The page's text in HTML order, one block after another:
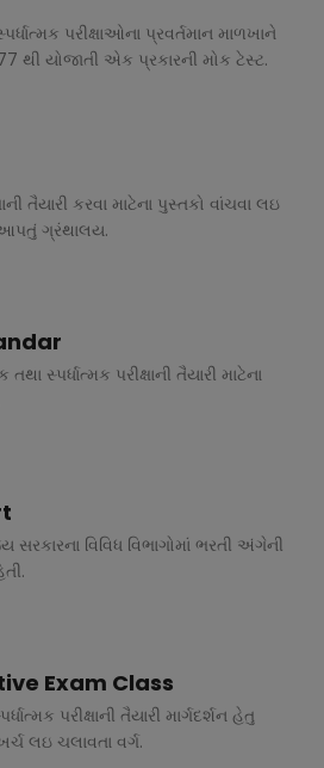
પરીક્ષાઓના પ્રવર્તમાન માળખાને
થી યોજાતી એક પ્રકારની મોક ટેસ્ટ.
તૈયારી કરવા માટેના પુસ્તકો વાંચવા લઇ
આપતું ગ્રંથાલય.
તથા સ્પર્ધાત્મક પરીક્ષાની તૈયારી માટેના
સરકારના વિવિધ વિભાગોમાં ભરતી અંગેની
Exam Class
પરીક્ષાની તૈયારી માર્ગદર્શન હેતુ
લઇ ચલાવતા વર્ગ.